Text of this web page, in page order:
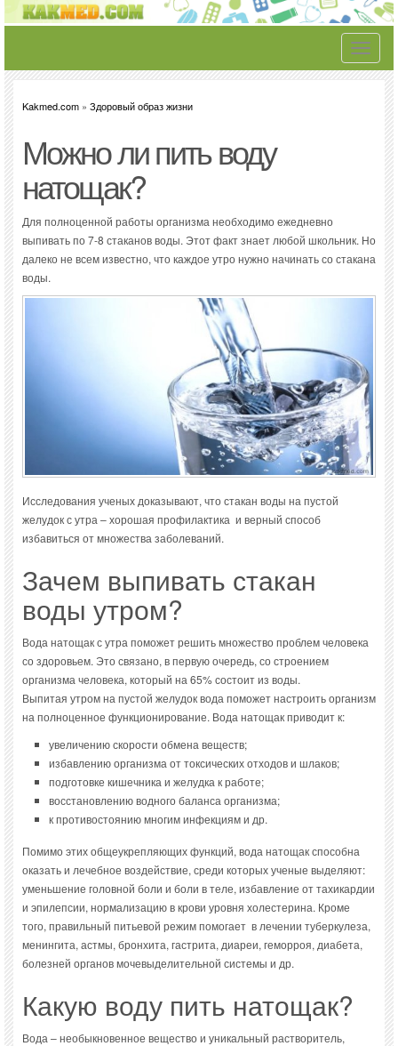
Toggle
Kakmed.com » Здоровый образ жизни
Можно ли пить воду
натощак?
Для полноценной работы организма необходимо ежедневно
выпивать по 7-8 стаканов воды. Этот факт знает любой школьник. Но
далеко не всем известно, что каждое утро нужно начинать со стакана
воды.
Исследования ученых доказывают, что стакан воды на пустой
желудок с утра – хорошая профилактика и верный способ
избавиться от множества заболеваний.
Зачем выпивать стакан
воды утром?
Вода натощак с утра поможет решить множество проблем человека
со здоровьем. Это связано, в первую очередь, со строением
организма человека, который на 65% состоит из воды.
Выпитая утром на пустой желудок вода поможет настроить организм
на полноценное функционирование. Вода натощак приводит к:
увеличению скорости обмена веществ;
избавлению организма от токсических отходов и шлаков;
подготовке кишечника и желудка к работе;
восстановлению водного баланса организма;
к противостоянию многим инфекциям и др.
Помимо этих общеукрепляющих функций, вода натощак способна
оказать и лечебное воздействие, среди которых ученые выделяют:
уменьшение головной боли и боли в теле, избавление от тахикардии
и эпилепсии, нормализацию в крови уровня холестерина. Кроме
того, правильный питьевой режим помогает в лечении туберкулеза,
менингита, астмы, бронхита, гастрита, диареи, геморроя, диабета,
болезней органов мочевыделительной системы и др.
Какую воду пить натощак?
Вода – необыкновенное вещество и уникальный растворитель,